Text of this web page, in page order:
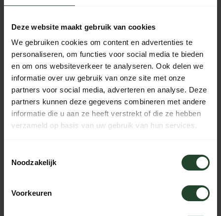
Deze website maakt gebruik van cookies
We gebruiken cookies om content en advertenties te
personaliseren, om functies voor social media te bieden
en om ons websiteverkeer te analyseren. Ook delen we
informatie over uw gebruik van onze site met onze
partners voor social media, adverteren en analyse. Deze
partners kunnen deze gegevens combineren met andere
informatie die u aan ze heeft verstrekt of die ze hebben
verzameld op basis van uw gebruik van hun services.
Noodzakelijk
Voorkeuren
Kostenloser Versand ab 90 € (NL, BE & DE)
Bestellungen von Mo bis Fr vor 17:00 Uhr werden noch am
selben Tag versandt.
Jeden Tag von 10:00 bis 20:00 Uhr per Chat, Telefon oder
E-Mail erreichbar.
PRODUKTBESCHREIBUNG